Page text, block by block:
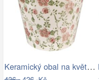
Keramický obal na květináč s růžovými…